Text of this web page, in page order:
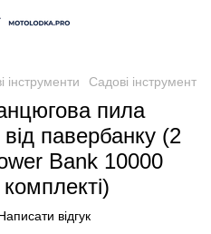
інструменти Садові інструменти
пила
павербанку (2
Bank 10000
відгук